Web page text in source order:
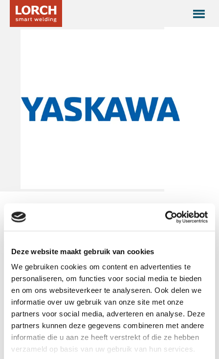
Deze website maakt gebruik van cookies
We gebruiken cookies om content en advertenties te
personaliseren, om functies voor social media te bieden
en om ons websiteverkeer te analyseren. Ook delen we
informatie over uw gebruik van onze site met onze
partners voor social media, adverteren en analyse. Deze
partners kunnen deze gegevens combineren met andere
informatie die u aan ze heeft verstrekt of die ze hebben
verzameld op basis van uw gebruik van hun services.
YASKAWA Southern Africa (Pty)
geïntegreerde automatiseringsoplossingen
4 Friesland Drive
1610 Johannesburg South Africa
Zuid-Afrika
+27836544772